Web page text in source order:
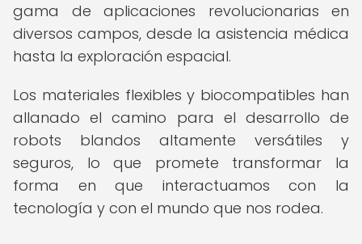
gama de aplicaciones revolucionarias en
diversos campos, desde la asistencia médica
hasta la exploración espacial.
Los materiales flexibles y biocompatibles han
allanado el camino para el desarrollo de
robots blandos altamente versátiles y
seguros, lo que promete transformar la
forma en que interactuamos con la
tecnología y con el mundo que nos rodea.